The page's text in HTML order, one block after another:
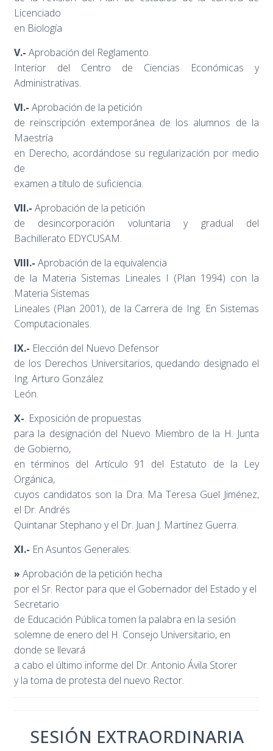
Licenciado
en Biología
V.- Aprobación del Reglamento
Interior del Centro de Ciencias Económicas y
Administrativas.
VI.- Aprobación de la petición
de reinscripción extemporánea de los alumnos de la
Maestría
en Derecho, acordándose su regularización por medio
de
examen a título de suficiencia.
VII.- Aprobación de la petición
de desincorporación voluntaria y gradual del
Bachillerato EDYCUSAM.
VIII.- Aprobación de la equivalencia
de la Materia Sistemas Lineales I (Plan 1994) con la
Materia Sistemas
Lineales (Plan 2001), de la Carrera de Ing. En Sistemas
Computacionales.
IX.- Elección del Nuevo Defensor
de los Derechos Universitarios, quedando designado el
Ing. Arturo González
León.
X-. Exposición de propuestas
para la designación del Nuevo Miembro de la H. Junta
de Gobierno,
en términos del Artículo 91 del Estatuto de la Ley
Orgánica,
cuyos candidatos son la Dra. Ma Teresa Guel Jiménez,
el Dr. Andrés
Quintanar Stephano y el Dr. Juan J. Martínez Guerra.
XI.- En Asuntos Generales:
» Aprobación de la petición hecha
por el Sr. Rector para que el Gobernador del Estado y el
Secretario
de Educación Pública tomen la palabra en la sesión
solemne de enero del H. Consejo Universitario, en
donde se llevará
a cabo el último informe del Dr. Antonio Ávila Storer
y la toma de protesta del nuevo Rector.
SESIÓN EXTRAORDINARIA